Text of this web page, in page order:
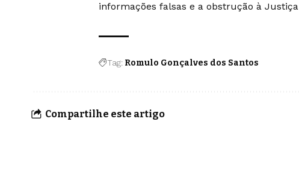
informações falsas e a obstrução à Justiça
Tag: Romulo Gonçalves dos Santos
Compartilhe este artigo